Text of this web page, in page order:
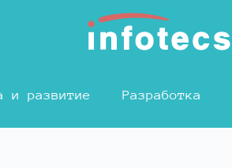
и развитие Разработка